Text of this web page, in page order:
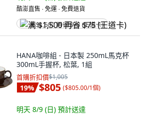
酷澎直售 ∙ 免運 ∙ 免費退貨
满 $1,500 再省 $75 (王道卡)
HANA咖啡組 - 日本製 250mL馬克杯
300mL手握杯, 松葉, 1組
首購折扣價$1,005
19% $805 ($805.00/1個)
明天 8/9 (日) 預計送達